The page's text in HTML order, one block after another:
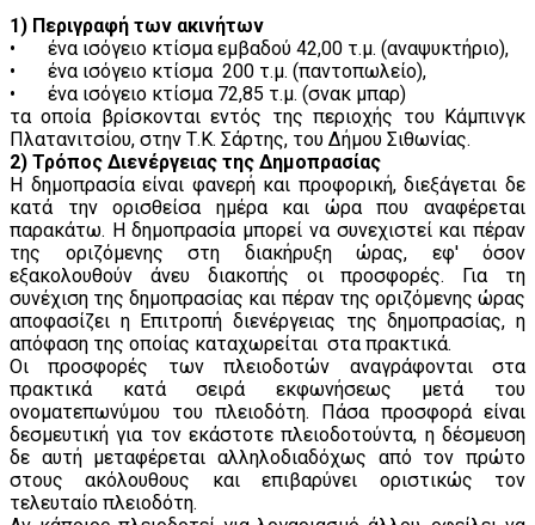
1) Περιγραφή των ακινήτων
•
ένα ισόγειο κτίσμα εμβαδού 42,00 τ.μ. (αναψυκτήριο),
•
ένα ισόγειο κτίσμα 200 τ.μ. (παντοπωλείο),
•
ένα ισόγειο κτίσμα 72,85 τ.μ. (σνακ μπαρ)
τα οποία βρίσκονται εντός της περιοχής του Κάμπινγκ
Πλατανιτσίου, στην Τ.Κ. Σάρτης, του Δήμου Σιθωνίας.
2) Τρόπος Διενέργειας της Δημοπρασίας
Η δημοπρασία είναι φανερή και προφορική, διεξάγεται δε
κατά την ορισθείσα ημέρα και ώρα που αναφέρεται
παρακάτω. Η δημοπρασία μπορεί να συνεχιστεί και πέραν
της οριζόμενης στη διακήρυξη ώρας, εφ' όσον
εξακολουθούν άνευ διακοπής οι προσφορές. Για τη
συνέχιση της δημοπρασίας και πέραν της οριζόμενης ώρας
αποφασίζει η Επιτροπή διενέργειας της δημοπρασίας, η
απόφαση της οποίας καταχωρείται στα πρακτικά.
Οι προσφορές των πλειοδοτών αναγράφονται στα
πρακτικά κατά σειρά εκφωνήσεως μετά του
ονοματεπωνύμου του πλειοδότη. Πάσα προσφορά είναι
δεσμευτική για τον εκάστοτε πλειοδοτούντα, η δέσμευση
δε αυτή μεταφέρεται αλληλοδιαδόχως από τον πρώτο
στους ακόλουθους και επιβαρύνει οριστικώς τον
τελευταίο πλειοδότη.